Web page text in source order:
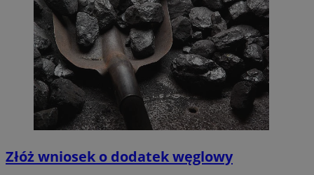
Złóż wniosek o dodatek węglowy